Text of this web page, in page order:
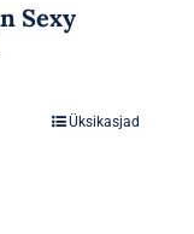
Sexy
Üksikasjad